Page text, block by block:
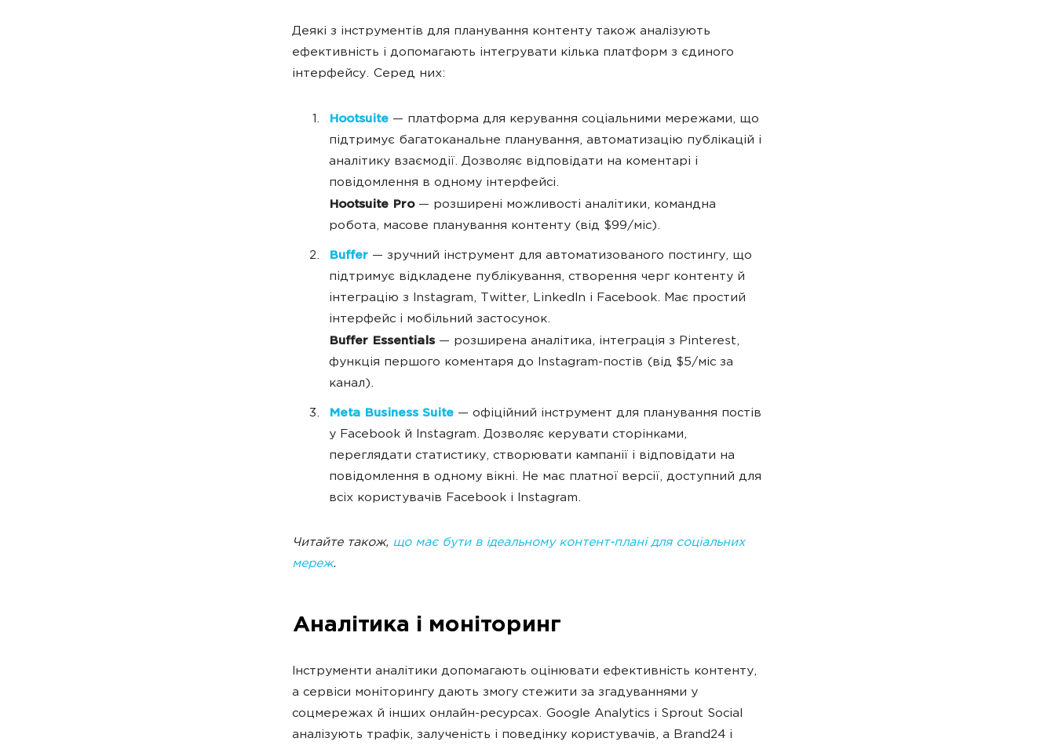
Деякі з інструментів для планування контенту також аналізують
ефективність і допомагають інтегрувати кілька платформ з єдиного
інтерфейсу. Серед них:
Hootsuite — платформа для керування соціальними мережами, що
підтримує багатоканальне планування, автоматизацію публікацій і
аналітику взаємодії. Дозволяє відповідати на коментарі і
повідомлення в одному інтерфейсі.
Hootsuite Pro— розширені можливості аналітики, командна
робота, масове планування контенту (від $99/міс).
Buffer — зручний інструмент для автоматизованого постингу, що
підтримує відкладене публікування, створення черг контенту й
інтеграцію з Instagram, Twitter, LinkedIn і Facebook. Має простий
інтерфейс і мобільний застосунок.
Buffer Essentials — розширена аналітика, інтеграція з Pinterest,
функція першого коментаря до Instagram-постів (від $5/міс за
канал).
Meta Business Suite — офіційний інструмент для планування постів
у Facebook й Instagram. Дозволяє керувати сторінками,
переглядати статистику, створювати кампанії і відповідати на
повідомлення в одному вікні. Не має платної версії, доступний для
всіх користувачів Facebook і Instagram.
Читайте також, що має бути в ідеальному контент-плані для соціальних
мереж.
Аналітика і моніторинг
Інструменти аналітики допомагають оцінювати ефективність контенту,
а сервіси моніторингу дають змогу стежити за згадуваннями у
соцмережах й інших онлайн-ресурсах. Google Analytics і Sprout Social
аналізують трафік, залученість і поведінку користувачів, а Brand24 і